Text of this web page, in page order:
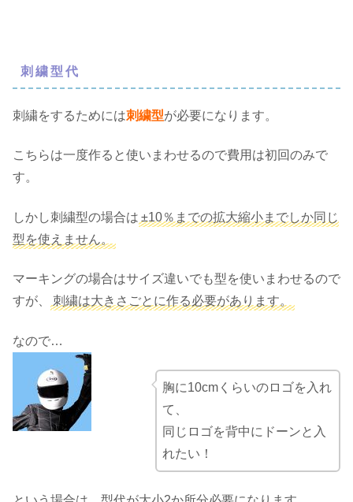
刺繍型代
刺繍をするためには刺繍型が必要になります。
こちらは一度作ると使いまわせるので費用は初回のみで
す。
しかし刺繍型の場合は ±10％までの拡大縮小までしか同じ
型を使えません。
マーキングの場合はサイズ違いでも型を使いまわせるので
すが、
刺繍は大きさごとに作る必要があります。
なので…
胸に10cmくらいのロゴを入れ
て、
同じロゴを背中にドーンと入
れたい！